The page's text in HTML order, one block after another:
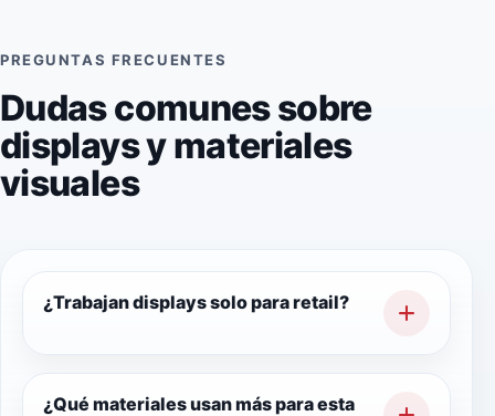
PREGUNTAS FRECUENTES
Dudas comunes sobre
displays y materiales
visuales
¿Trabajan displays solo para retail?
No. También pueden servir para
eventos, oficinas, campañas, branding
¿Qué materiales usan más para esta